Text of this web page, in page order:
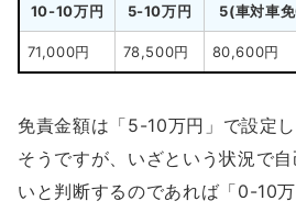
10-10万円 5-10万円 5(車対車
71,000円 78,500円 80,600円
免責金額は「5-10万円」で設定
そうですが、いざという状況で
いと判断するのであれば「0-10